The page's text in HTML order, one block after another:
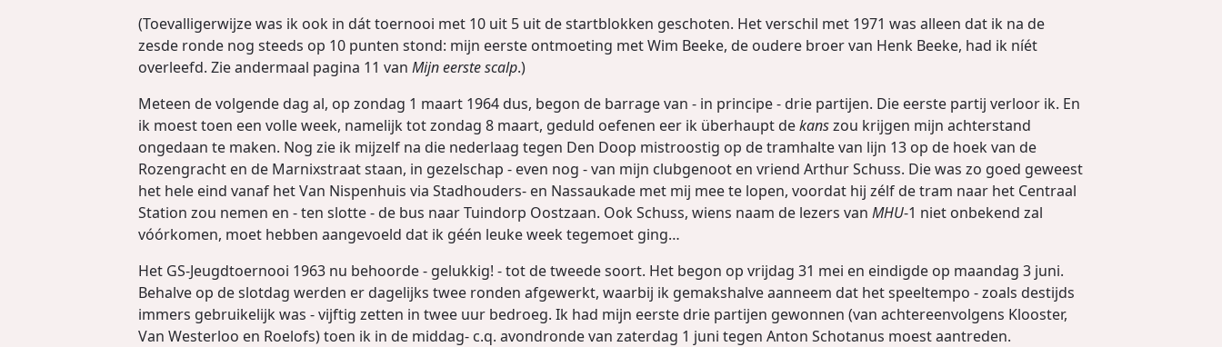
(Toevalligerwijze was ik ook in dát toernooi met 10 uit 5 uit de startblokken geschoten. Het verschil met 1971 was alleen dat ik na de
zesde ronde nog steeds op 10 punten stond: mijn eerste ontmoeting met Wim Beeke, de oudere broer van Henk Beeke, had ik níét
overleefd. Zie andermaal pagina 11 van Mijn eerste scalp.)
Meteen de volgende dag al, op zondag 1 maart 1964 dus, begon de barrage van - in principe - drie partijen. Die eerste partij verloor ik. En
ik moest toen een volle week, namelijk tot zondag 8 maart, geduld oefenen eer ik überhaupt dekanszou krijgen mijn achterstand
ongedaan te maken. Nog zie ik mijzelf na die nederlaag tegen Den Doop mistroostig op de tramhalte van lijn 13 op de hoek van de
Rozengracht en de Marnixstraat staan, in gezelschap - even nog - van mijn clubgenoot en vriend Arthur Schuss. Die was zo goed geweest
het hele eind vanaf het Van Nispenhuis via Stadhouders- en Nassaukade met mij mee te lopen, voordat hij zélf de tram naar het Centraal
Station zou nemen en - ten slotte - de bus naar Tuindorp Oostzaan. Ook Schuss, wiens naam de lezers van MHU-1 niet onbekend zal
vóórkomen, moet hebben aangevoeld dat ik géén leuke week tegemoet ging…
Het GS-Jeugdtoernooi 1963 nu behoorde - gelukkig! - tot de tweede soort. Het begon op vrijdag 31 mei en eindigde op maandag 3 juni.
Behalve op de slotdag werden er dagelijks twee ronden afgewerkt, waarbij ik gemakshalve aanneem dat het speeltempo - zoals destijds
immers gebruikelijk was - vijftig zetten in twee uur bedroeg. Ik had mijn eerste drie partijen gewonnen (van achtereenvolgens Klooster,
Van Westerloo en Roelofs) toen ik in de middag- c.q. avondronde van zaterdag 1 juni tegen Anton Schotanus moest aantreden.